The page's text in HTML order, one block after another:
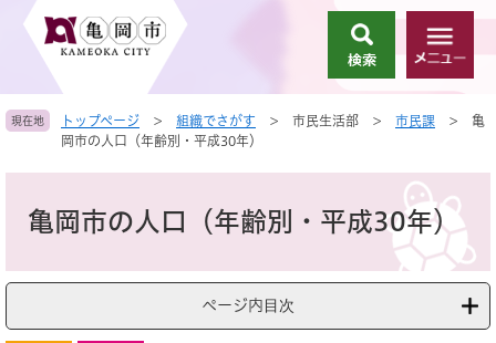
頭
す
飛
し
索
メ
ニ
ー
現在地 トップページ > 組織でさがす > 市民生活部 > 市民課 >
亀
岡市の人口（年齢別・平成30年）
亀岡市の人口（年齢別・平成30年）
ページ内目次